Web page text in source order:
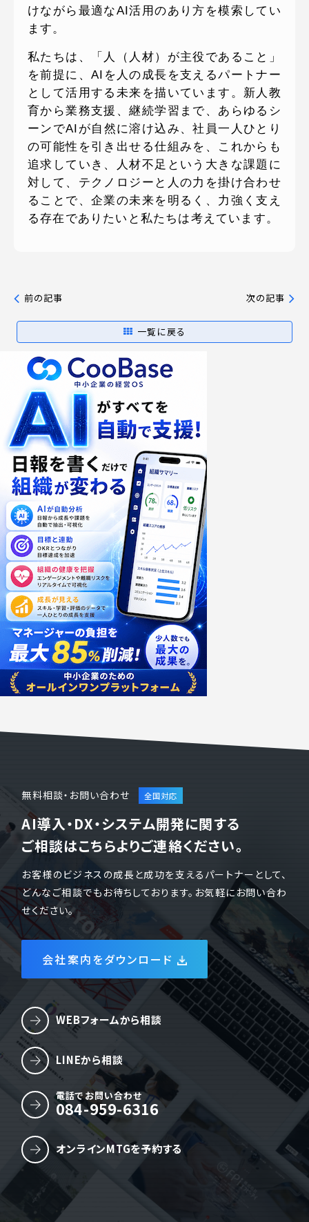
けながら最適なAI活用のあり方を模索してい
ます。
私たちは、「人（人材）が主役であること」
を前提に、AIを人の成長を支えるパートナー
として活用する未来を描いています。新人教
育から業務支援、継続学習まで、あらゆるシ
ーンでAIが自然に溶け込み、社員一人ひとり
の可能性を引き出せる仕組みを、これからも
追求していき、人材不足という大きな課題に
対して、テクノロジーと人の力を掛け合わせ
ることで、企業の未来を明るく、力強く支え
る存在でありたいと私たちは考えています。
前の記事
一覧に戻る
次の記事
無料相談・お問い合わせ
AI導入・DX・システム開発に関する
ご相談はこちらよりご連絡ください。
お客様のビジネスの成長と成功を支えるパートナーとして、
どんなご相談でもお待ちしております。お気軽にお問い合わ
せください。
会社案内をダウンロード
WEBフォームから相談
LINEから相談
電話でお問い合わせ
084-959-6316
オンラインMTGを予約する